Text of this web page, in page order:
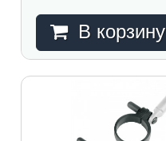
В корзину